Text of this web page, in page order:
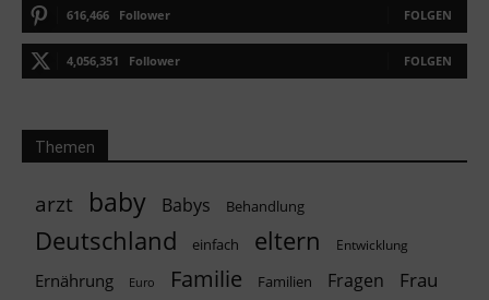
616,466 Follower FOLGEN
4,056,351 Follower FOLGEN
Themen
arzt baby Babys Behandlung
Deutschland einfach eltern Entwicklung
Ernährung Euro Familie Familien Fragen Frau